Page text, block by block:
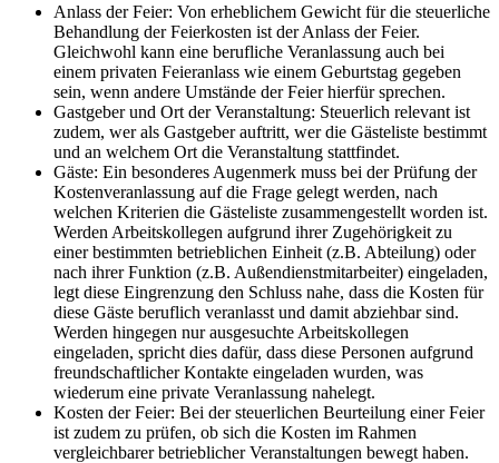
Anlass der Feier: Von erheblichem Gewicht für die steuerliche
Behandlung der Feierkosten ist der Anlass der Feier.
Gleichwohl kann eine berufliche Veranlassung auch bei
einem privaten Feieranlass wie einem Geburtstag gegeben
sein, wenn andere Umstände der Feier hierfür sprechen.
Gastgeber und Ort der Veranstaltung: Steuerlich relevant ist
zudem, wer als Gastgeber auftritt, wer die Gästeliste bestimmt
und an welchem Ort die Veranstaltung stattfindet.
Gäste: Ein besonderes Augenmerk muss bei der Prüfung der
Kostenveranlassung auf die Frage gelegt werden, nach
welchen Kriterien die Gästeliste zusammengestellt worden ist.
Werden Arbeitskollegen aufgrund ihrer Zugehörigkeit zu
einer bestimmten betrieblichen Einheit (z.B. Abteilung) oder
nach ihrer Funktion (z.B. Außendienstmitarbeiter) eingeladen,
legt diese Eingrenzung den Schluss nahe, dass die Kosten für
diese Gäste beruflich veranlasst und damit abziehbar sind.
Werden hingegen nur ausgesuchte Arbeitskollegen
eingeladen, spricht dies dafür, dass diese Personen aufgrund
freundschaftlicher Kontakte eingeladen wurden, was
wiederum eine private Veranlassung nahelegt.
Kosten der Feier: Bei der steuerlichen Beurteilung einer Feier
ist zudem zu prüfen, ob sich die Kosten im Rahmen
vergleichbarer betrieblicher Veranstaltungen bewegt haben.